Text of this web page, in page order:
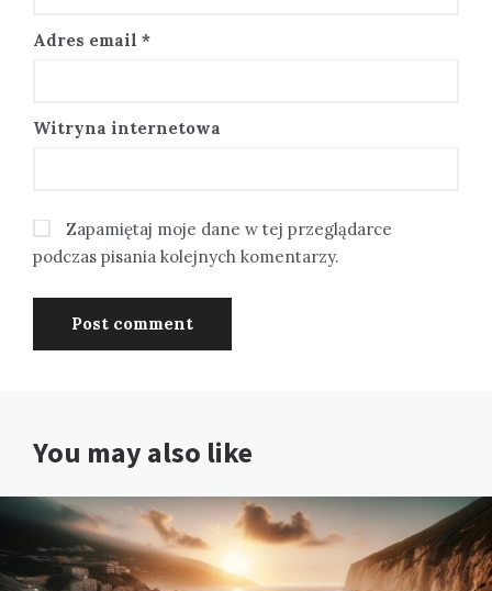
Adres email *
Witryna internetowa
Zapamiętaj moje dane w tej przeglądarce
podczas pisania kolejnych komentarzy.
You may also like